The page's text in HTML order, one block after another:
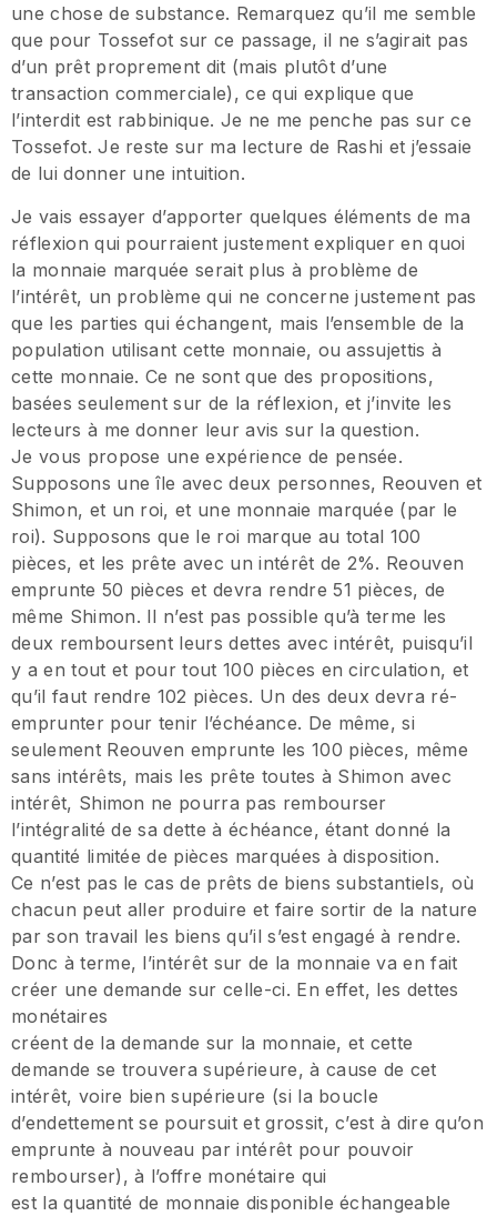
une chose de substance. Remarquez qu’il me semble
que pour Tossefot sur ce passage, il ne s’agirait pas
d’un prêt proprement dit (mais plutôt d’une
transaction commerciale), ce qui explique que
l’interdit est rabbinique. Je ne me penche pas sur ce
Tossefot. Je reste sur ma lecture de Rashi et j’essaie
de lui donner une intuition.
Je vais essayer d’apporter quelques éléments de ma
réflexion qui pourraient justement expliquer en quoi
la monnaie marquée serait plus à problème de
l’intérêt, un problème qui ne concerne justement pas
que les parties qui échangent, mais l’ensemble de la
population utilisant cette monnaie, ou assujettis à
cette monnaie. Ce ne sont que des propositions,
basées seulement sur de la réflexion, et j’invite les
lecteurs à me donner leur avis sur la question.
Je vous propose une expérience de pensée.
Supposons une île avec deux personnes, Reouven et
Shimon, et un roi, et une monnaie marquée (par le
roi). Supposons que le roi marque au total 100
pièces, et les prête avec un intérêt de 2%. Reouven
emprunte 50 pièces et devra rendre 51 pièces, de
même Shimon. Il n’est pas possible qu’à terme les
deux remboursent leurs dettes avec intérêt, puisqu’il
y a en tout et pour tout 100 pièces en circulation, et
qu’il faut rendre 102 pièces. Un des deux devra ré-
emprunter pour tenir l’échéance. De même, si
seulement Reouven emprunte les 100 pièces, même
sans intérêts, mais les prête toutes à Shimon avec
intérêt, Shimon ne pourra pas rembourser
l’intégralité de sa dette à échéance, étant donné la
quantité limitée de pièces marquées à disposition.
Ce n’est pas le cas de prêts de biens substantiels, où
chacun peut aller produire et faire sortir de la nature
par son travail les biens qu’il s’est engagé à rendre.
Donc à terme, l’intérêt sur de la monnaie va en fait
créer une demande sur celle-ci. En effet, les dettes
monétaires
créent de la demande sur la monnaie, et cette
demande se trouvera supérieure, à cause de cet
intérêt, voire bien supérieure (si la boucle
d’endettement se poursuit et grossit, c’est à dire qu’on
emprunte à nouveau par intérêt pour pouvoir
rembourser), à l’offre monétaire qui
est la quantité de monnaie disponible échangeable